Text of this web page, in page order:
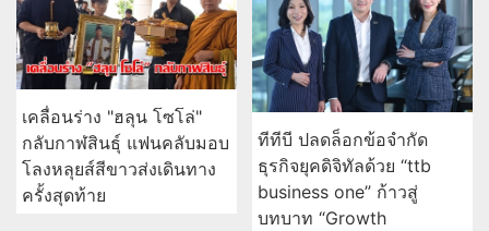
เคลื่อนร่าง "ฮลุน โซโล่"
กลับกาฬสินธุ์ แฟนคลับมอบ
โลงหลุยส์สีขาวส่งเดินทาง
ครั้งสุดท้าย
ทีทีบี ปลดล็อกข้อจำกัด
ธุรกิจยุคดิจิทัลด้วย “ttb
business one” ก้าวสู่
บทบาท “Growth